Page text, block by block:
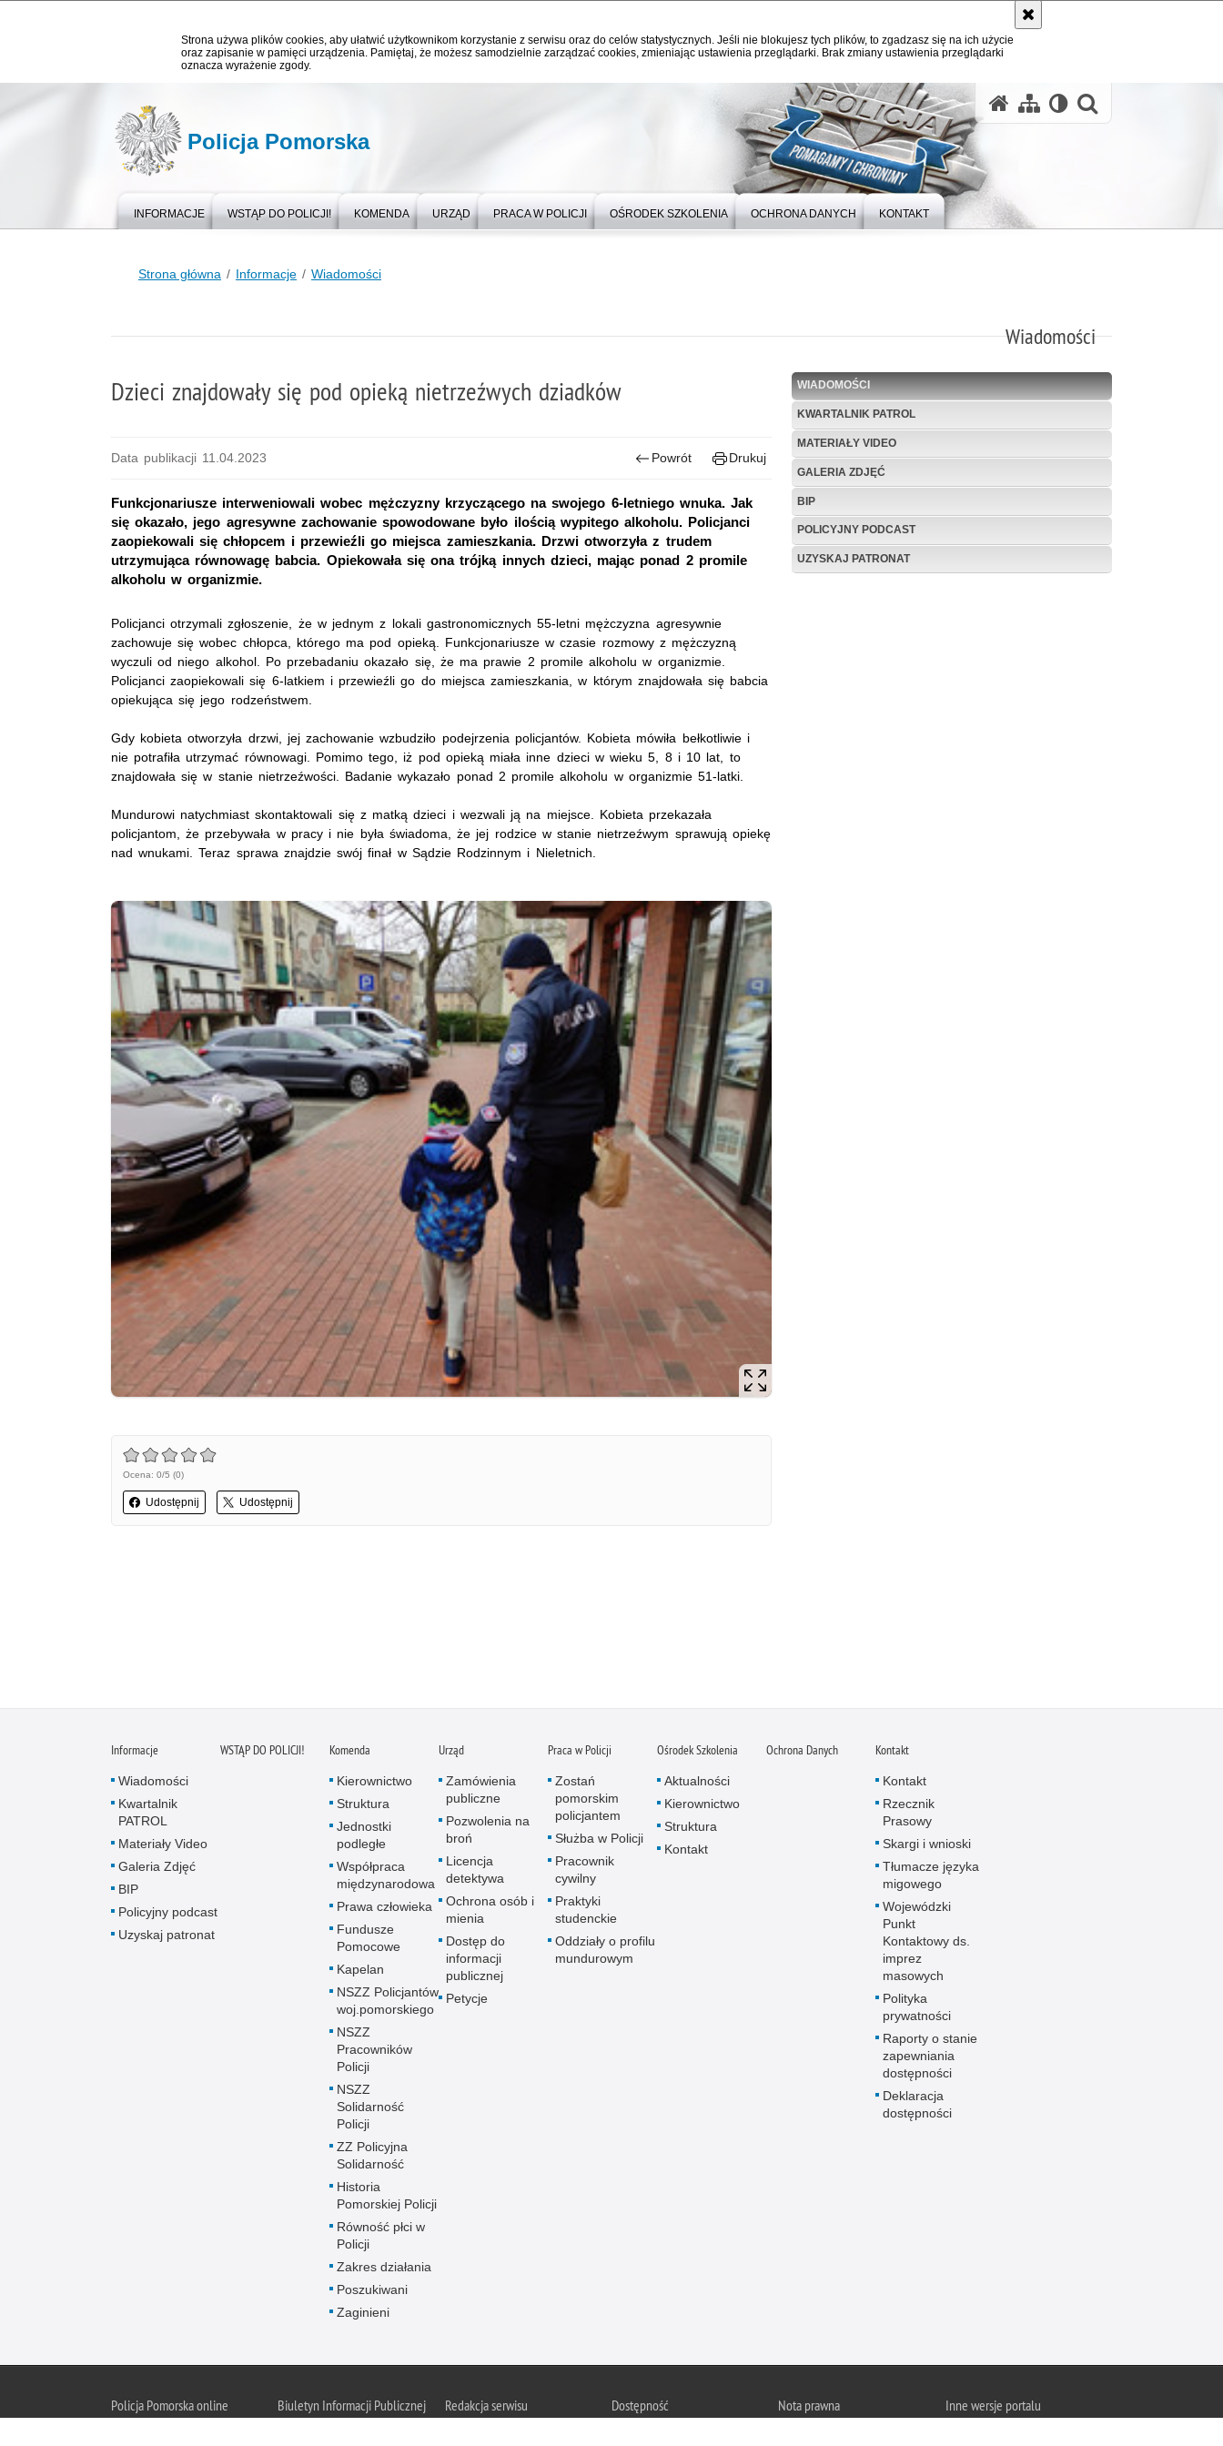
Strona używa plików cookies, aby ułatwić użytkownikom korzystanie z serwisu oraz do celów statystycznych. Jeśli nie blokujesz tych plików, to zgadzasz się na ich użycie
oraz zapisanie w pamięci urządzenia. Pamiętaj, że możesz samodzielnie zarządzać cookies, zmieniając ustawienia przeglądarki. Brak zmiany ustawienia przeglądarki
oznacza wyrażenie zgody.
Policja Pomorska
INFORMACJE WSTĄP DO POLICJI! KOMENDA URZĄD PRACA W POLICJI OŚRODEK SZKOLENIA OCHRONA DANYCH KONTAKT
Strona główna Informacje Wiadomości
Wiadomości
WIADOMOŚCI
KWARTALNIK PATROL
MATERIAŁY VIDEO
GALERIA ZDJĘĆ
BIP
POLICYJNY PODCAST
UZYSKAJ PATRONAT
Dzieci znajdowały się pod opieką nietrzeźwych dziadków
Data publikacji 11.04.2023 Powrót Drukuj
Funkcjonariusze interweniowali wobec mężczyzny krzyczącego na swojego 6-letniego wnuka. Jak
się okazało, jego agresywne zachowanie spowodowane było ilością wypitego alkoholu. Policjanci
zaopiekowali się chłopcem i przewieźli go miejsca zamieszkania. Drzwi otworzyła z trudem
utrzymująca równowagę babcia. Opiekowała się ona trójką innych dzieci, mając ponad 2 promile
alkoholu w organizmie.
Policjanci otrzymali zgłoszenie, że w jednym z lokali gastronomicznych 55-letni mężczyzna agresywnie
zachowuje się wobec chłopca, którego ma pod opieką. Funkcjonariusze w czasie rozmowy z mężczyzną
wyczuli od niego alkohol. Po przebadaniu okazało się, że ma prawie 2 promile alkoholu w organizmie.
Policjanci zaopiekowali się 6-latkiem i przewieźli go do miejsca zamieszkania, w którym znajdowała się babcia
opiekująca się jego rodzeństwem.
Gdy kobieta otworzyła drzwi, jej zachowanie wzbudziło podejrzenia policjantów. Kobieta mówiła bełkotliwie i
nie potrafiła utrzymać równowagi. Pomimo tego, iż pod opieką miała inne dzieci w wieku 5, 8 i 10 lat, to
znajdowała się w stanie nietrzeźwości. Badanie wykazało ponad 2 promile alkoholu w organizmie 51-latki.
Mundurowi natychmiast skontaktowali się z matką dzieci i wezwali ją na miejsce. Kobieta przekazała
policjantom, że przebywała w pracy i nie była świadoma, że jej rodzice w stanie nietrzeźwym sprawują opiekę
nad wnukami. Teraz sprawa znajdzie swój finał w Sądzie Rodzinnym i Nieletnich.
Ocena: 0/5 (0)
Udostępnij Udostępnij
Informacje
Wiadomości
Kwartalnik
PATROL
Materiały Video
Galeria Zdjęć
BIP
Policyjny podcast
Uzyskaj patronat
WSTĄP DO POLICJI! Komenda
Kierownictwo
Struktura
Jednostki
podległe
Współpraca
międzynarodowa
Prawa człowieka
Fundusze
Pomocowe
Kapelan
NSZZ Policjantów
woj.pomorskiego
NSZZ
Pracowników
Policji
NSZZ
Solidarność
Policji
ZZ Policyjna
Solidarność
Historia
Pomorskiej Policji
Równość płci w
Policji
Zakres działania
Poszukiwani
Zaginieni
Urząd
Zamówienia
publiczne
Pozwolenia na
broń
Licencja
detektywa
Ochrona osób i
mienia
Dostęp do
informacji
publicznej
Petycje
Praca w Policji
Zostań
pomorskim
policjantem
Służba w Policji
Pracownik
cywilny
Praktyki
studenckie
Oddziały o profilu
mundurowym
Ośrodek Szkolenia
Aktualności
Kierownictwo
Struktura
Kontakt
Ochrona Danych Kontakt
Kontakt
Rzecznik
Prasowy
Skargi i wnioski
Tłumacze języka
migowego
Wojewódzki
Punkt
Kontaktowy ds.
imprez
masowych
Polityka
prywatności
Raporty o stanie
zapewniania
dostępności
Deklaracja
dostępności
Policja Pomorska online
Biuletyn Informacji Publicznej
Redakcja serwisu
Dostępność
Nota prawna
Inne wersje portalu